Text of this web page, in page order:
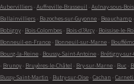
Aubervilliers - Auffreville-Brasseuil - Aulnay-sous-Bois
Ballainvilliers - Bazoches-sur-Guyonne - Beauchamp -
Bobigny - Bois-Colombes - Bois-d?Arcy - Boissise-le-Roi
Bonneuil-en-France - Bonneuil-sur-Marne -
Bourg-la-Reine - Boussy-Saint-Antoine - Brétigny-
- Brunoy - Bruyères-le-Châtel - Bry-sur-Marne - Buc -
Bussy-Saint-Martin - Butry-sur-Oise - Cachan -